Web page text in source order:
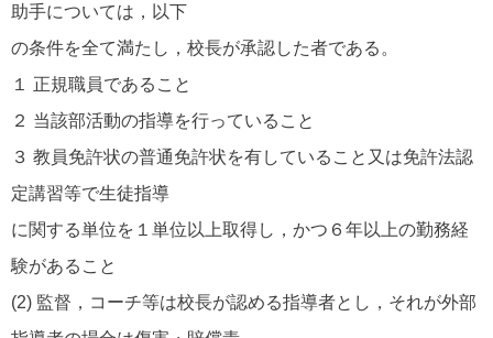
助手については，以下
の条件を全て満たし，校長が承認した者である。
１ 正規職員であること
２ 当該部活動の指導を行っていること
３ 教員免許状の普通免許状を有していること又は免許法認
定講習等で生徒指導
に関する単位を１単位以上取得し，かつ６年以上の勤務経
験があること
(2) 監督，コーチ等は校長が認める指導者とし，それが外部